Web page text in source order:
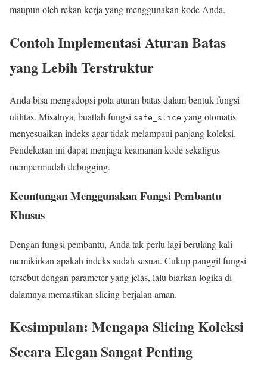
maupun oleh rekan kerja yang menggunakan kode Anda.
Contoh Implementasi Aturan Batas
yang Lebih Terstruktur
Anda bisa mengadopsi pola aturan batas dalam bentuk fungsi
utilitas. Misalnya, buatlah fungsi safe_slice yang otomatis
menyesuaikan indeks agar tidak melampaui panjang koleksi.
Pendekatan ini dapat menjaga keamanan kode sekaligus
mempermudah debugging.
Keuntungan Menggunakan Fungsi Pembantu
Khusus
Dengan fungsi pembantu, Anda tak perlu lagi berulang kali
memikirkan apakah indeks sudah sesuai. Cukup panggil fungsi
tersebut dengan parameter yang jelas, lalu biarkan logika di
dalamnya memastikan slicing berjalan aman.
Kesimpulan: Mengapa Slicing Koleksi
Secara Elegan Sangat Penting